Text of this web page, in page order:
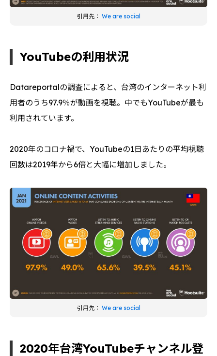
引用先： We are social
YouTubeの利用状況
Datareportalの調査によると、台湾のインターネット利
用者のうち97.9％が動画を視聴。中でもYouTubeが最も
利用されています。
2020年のコロナ禍で、YouTubeの1日あたりの平均視聴
回数は2019年から6倍と大幅に増加しました。
引用先： We are social
2020年台湾YouTubeチャンネル登